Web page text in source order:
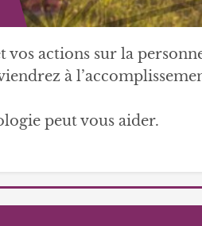
vos actions sur la
à
peut vous aider.